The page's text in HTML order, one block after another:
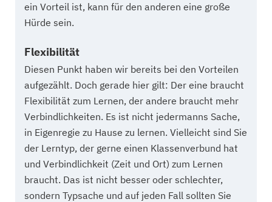
ein Vorteil ist, kann für den anderen eine große
Hürde sein.
Flexibilität
Diesen Punkt haben wir bereits bei den Vorteilen
aufgezählt. Doch gerade hier gilt: Der eine braucht
Flexibilität zum Lernen, der andere braucht mehr
Verbindlichkeiten. Es ist nicht jedermanns Sache,
in Eigenregie zu Hause zu lernen. Vielleicht sind Sie
der Lerntyp, der gerne einen Klassenverbund hat
und Verbindlichkeit (Zeit und Ort) zum Lernen
braucht. Das ist nicht besser oder schlechter,
sondern Typsache und auf jeden Fall sollten Sie